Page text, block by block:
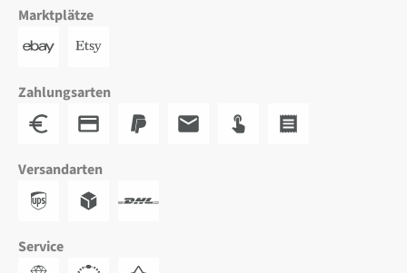
Marktplätze
Zahlungsarten
Versandarten
Service